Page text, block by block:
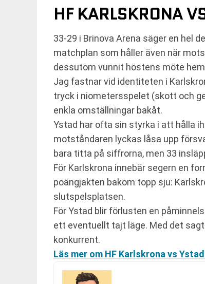
HF KARLSKRONA
33-29 i Brinova Arena säger en hel
matchplan som håller även när
dessutom vunnit höstens möte
Jag fastnar vid identiteten i
tryck i niometersspelet (skott och
enkla omställningar bakåt.
Ystad har ofta sin styrka i att hålla
motståndaren lyckas låsa upp
bara titta på siffrorna, men 33
För Karlskrona innebär segern en
poängjakten bakom topp sju:
slutspelsplatsen.
För Ystad blir förlusten en
ett eventuellt tajt läge. Med det
konkurrent.
Läs mer om HF Karlskrona vs